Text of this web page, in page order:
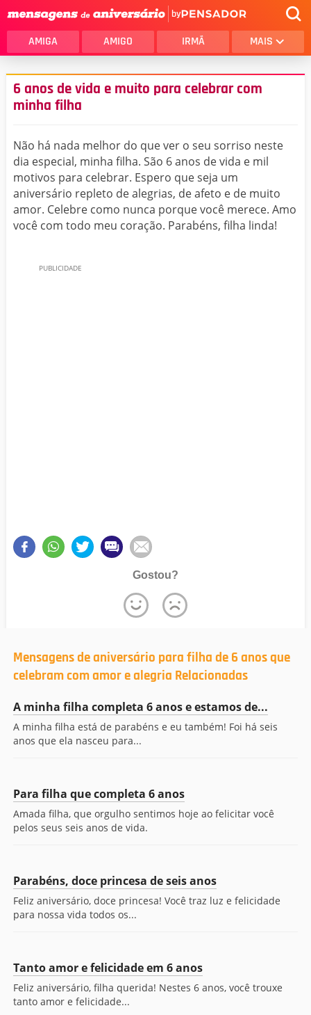
by
AMIGA AMIGO IRMÃ MAIS
6 anos de vida e muito para celebrar com
minha filha
Não há nada melhor do que ver o seu sorriso neste
dia especial, minha filha. São 6 anos de vida e mil
motivos para celebrar. Espero que seja um
aniversário repleto de alegrias, de afeto e de muito
amor. Celebre como nunca porque você merece. Amo
você com todo meu coração. Parabéns, filha linda!
Gostou?
Mensagens de aniversário para filha de 6 anos que
celebram com amor e alegria Relacionadas
A minha filha completa 6 anos e estamos de...
A minha filha está de parabéns e eu também! Foi há seis
anos que ela nasceu para...
Para filha que completa 6 anos
Amada filha, que orgulho sentimos hoje ao felicitar você
pelos seus seis anos de vida.
Parabéns, doce princesa de seis anos
Feliz aniversário, doce princesa! Você traz luz e felicidade
para nossa vida todos os...
Tanto amor e felicidade em 6 anos
Feliz aniversário, filha querida! Nestes 6 anos, você trouxe
tanto amor e felicidade...